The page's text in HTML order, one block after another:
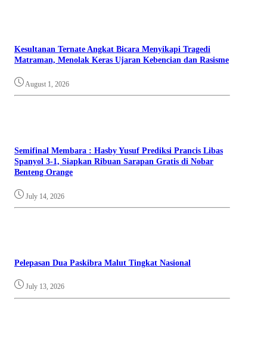
Kesultanan Ternate Angkat Bicara Menyikapi Tragedi
Matraman, Menolak Keras Ujaran Kebencian dan Rasisme
August 1, 2026
Semifinal Membara : Hasby Yusuf Prediksi Prancis Libas
Spanyol 3-1, Siapkan Ribuan Sarapan Gratis di Nobar
Benteng Orange
July 14, 2026
Pelepasan Dua Paskibra Malut Tingkat Nasional
July 13, 2026